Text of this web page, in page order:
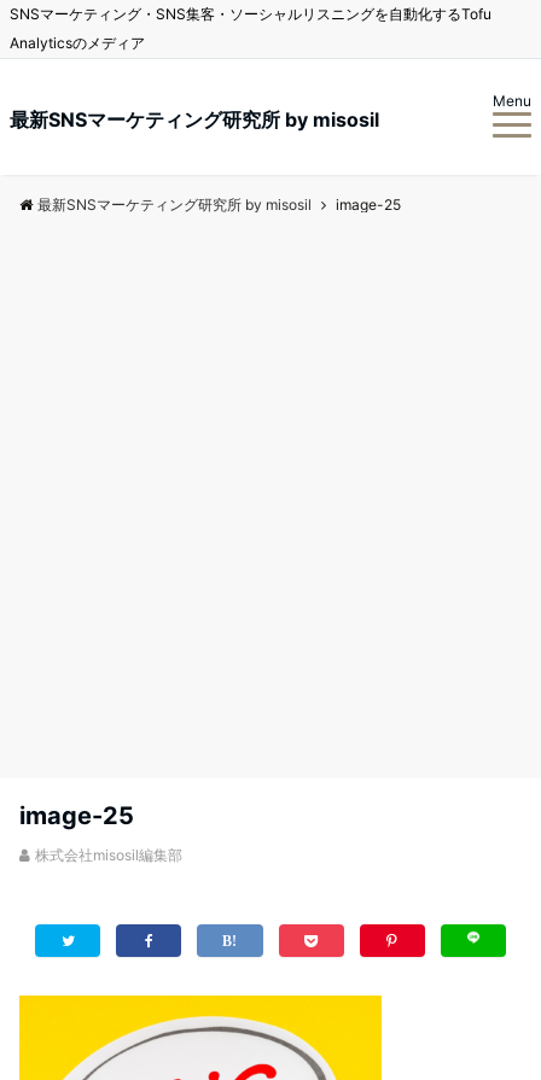
SNSマーケティング・SNS集客・ソーシャルリスニングを自動化するTofu
Analyticsのメディア
最新SNSマーケティング研究所 by misosil
Menu
最新SNSマーケティング研究所 by misosil image-25
image-25
株式会社misosil編集部